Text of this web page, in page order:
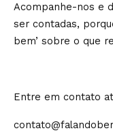
Acompanhe-nos e
ser contadas,
bem’ sobre o que
Entre em contato